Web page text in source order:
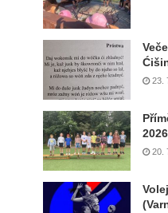
23.
2026
20.